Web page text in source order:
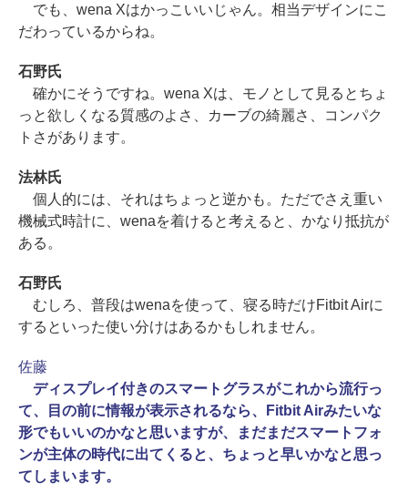
でも、wena Xはかっこいいじゃん。相当デザインにこ
だわっているからね。
石野氏
確かにそうですね。wena Xは、モノとして見るとちょ
っと欲しくなる質感のよさ、カーブの綺麗さ、コンパク
トさがあります。
法林氏
個人的には、それはちょっと逆かも。ただでさえ重い
機械式時計に、wenaを着けると考えると、かなり抵抗が
ある。
石野氏
むしろ、普段はwenaを使って、寝る時だけFitbit Airに
するといった使い分けはあるかもしれません。
佐藤
ディスプレイ付きのスマートグラスがこれから流行っ
て、目の前に情報が表示されるなら、Fitbit Airみたいな
形でもいいのかなと思いますが、まだまだスマートフォ
ンが主体の時代に出てくると、ちょっと早いかなと思っ
てしまいます。